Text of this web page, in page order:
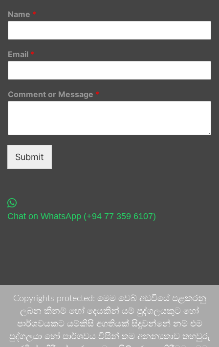
Name *
Email *
Comment or Message *
Submit
Chat on WhatsApp (+94 77 359 6107)
Copyrights protected: මෙම වෙබ් අඩවියේ පළකරනු
ලබන කිනම් හෝ දෙයකින් යම් පුද්ගලයකුට හෝ
පාර්ශවයකට යම්කිසි අගතියක් සිදුවන්නේ නම් එම
පුද්ගලයා හෝ පාර්ශවය විසින් තම අනන්‍යතාව තහවුරු